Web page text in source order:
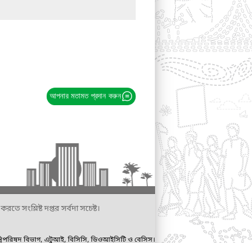
আপনার মতামত প্রদান করুন
সংশ্লিষ্ট দপ্তর সর্বদা সচেষ্ট।
বিভাগ, এটুআই, বিসিসি, ডিওআইসিটি ও বেসিস।